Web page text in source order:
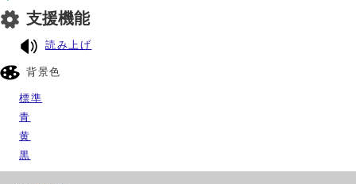
支援機能
読み上げ
背景色
標準
青
黄
黒